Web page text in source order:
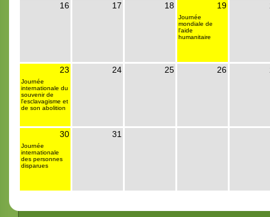
16 17 18 19
Journée
mondiale de
l'aide
humanitaire
23
Journée
internationale du
souvenir de
l'esclavagisme et
de son abolition
24 25 26
30
Journée
internationale
des personnes
disparues
31